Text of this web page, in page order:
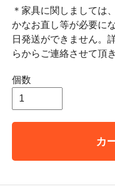
＊家具に関しましては
かなお直し等が必要に
日発送ができません。
らからご連絡させて頂
個数
カ